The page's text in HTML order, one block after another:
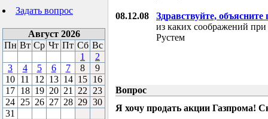
Задать вопрос
Август 2026
Пн Вт Ср Чт Пт Сб Вс
1
2
3
4 5 6 7 8
9
10 11 12 13 14 15 16
17 18 19 20 21 22
23
24 25 26 27 28 29 30
31
08.12.08
Здравствуйте, объясните
из каких соображений
Рустем
Вопрос
Я хочу продать акции Газпрома!